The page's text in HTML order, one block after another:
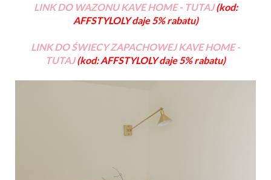
LINK DO WAZONU KAVE HOME - TUTAJ (kod:
AFFSTYLOLY daje 5% rabatu)
LINK DO ŚWIECY ZAPACHOWEJ KAVE HOME -
TUTAJ (kod: AFFSTYLOLY daje 5% rabatu)